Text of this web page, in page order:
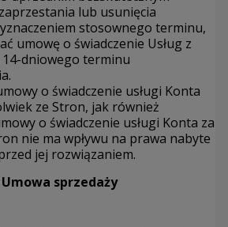
lub usunięcia
stosownego terminu,
umowę o świadczenie Usług z
dniowego terminu
o świadczenie usługi Konta
ze Stron, jak również
o świadczenie usługi Konta za
nie ma wpływu na prawa nabyte
jej rozwiązaniem.
sprzedaży